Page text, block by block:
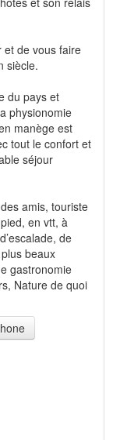
et de vous faire
siècle.
du pays et
physionomie
manège est
tout le confort et
séjour
amis, touriste
en vtt, à
de
beaux
gastronomie
Nature de quoi